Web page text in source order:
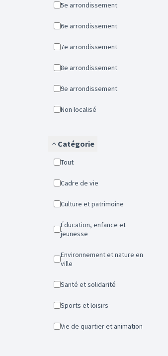
5e arrondissement
6e arrondissement
7e arrondissement
8e arrondissement
9e arrondissement
Non localisé
Catégorie
Tout
Cadre de vie
Culture et patrimoine
Éducation, enfance et
jeunesse
Environnement et nature en
ville
Santé et solidarité
Sports et loisirs
Vie de quartier et animation